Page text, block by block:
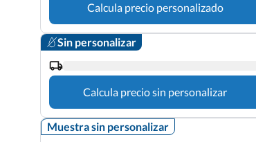
Calcula precio personalizado
Sin personalizar
Calcula precio sin personalizar
Muestra sin personalizar